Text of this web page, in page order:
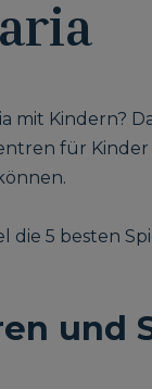
mit Kindern?
für Kinder
die 5 besten
und